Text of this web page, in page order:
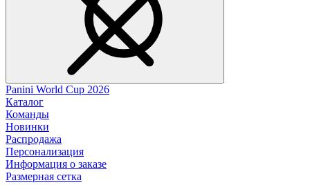
Panini World Cup 2026
Каталог
Команды
Новинки
Распродажа
Персонализация
Информация о заказе
Размерная сетка